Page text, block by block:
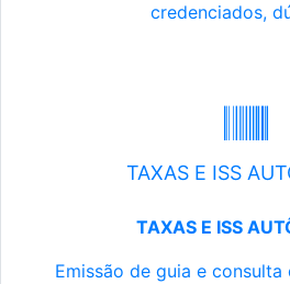
credenciados,
TAXAS E ISS
TAXAS E ISS
Emissão de guia e